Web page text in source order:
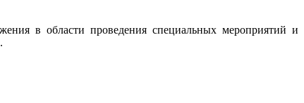
в области проведения специальных мероприятий и